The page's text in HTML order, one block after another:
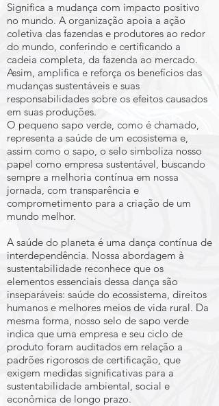
Significa a mudança com impacto positivo
no mundo. A organização apoia a ação
coletiva das fazendas e produtores ao redor
do mundo, conferindo e certificando a
cadeia completa, da fazenda ao mercado.
Assim, amplifica e reforça os benefícios das
mudanças sustentáveis e suas
responsabilidades sobre os efeitos causados
em suas produções.
O pequeno sapo verde, como é chamado,
representa a saúde de um ecosistema e,
assim como o sapo, o selo simboliza nosso
papel como empresa sustentável, buscando
sempre a melhoria contínua em nossa
jornada, com transparência e
comprometimento para a criação de um
mundo melhor.
A saúde do planeta é uma dança contínua de
interdependência. Nossa abordagem à
sustentabilidade reconhece que os
elementos essenciais dessa dança são
inseparáveis: saúde do ecossistema, direitos
humanos e melhores meios de vida rural. Da
mesma forma, nosso selo de sapo verde
indica que uma empresa e seu ciclo de
produto foram auditados em relação a
padrões rigorosos de certificação, que
exigem medidas significativas para a
sustentabilidade ambiental, social e
econômica de longo prazo.